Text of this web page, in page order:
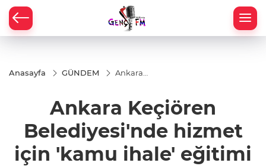
Anasayfa GÜNDEM
Ankara
hizmet için
'kamu ihale'
Ankara Keçiören
Belediyesi'nde hizmet
için 'kamu ihale' eğitimi